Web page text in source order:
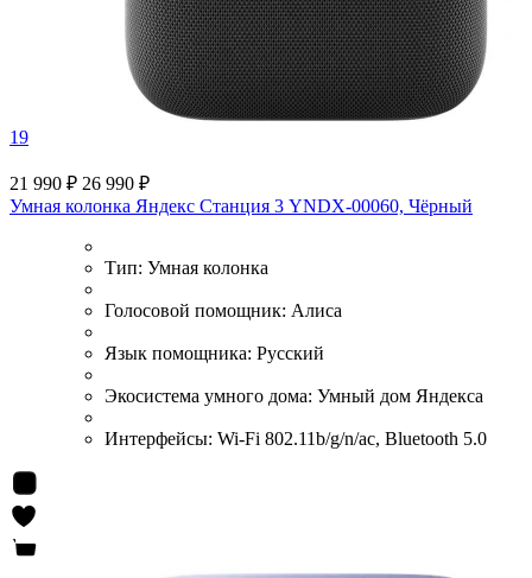
19
21 990 ₽ 26 990 ₽
Умная колонка Яндекс Станция 3 YNDX-00060, Чёрный
Тип: Умная колонка
Голосовой помощник: Алиса
Язык помощника: Русский
Экосистема умного дома: Умный дом Яндекса
Интерфейсы: Wi-Fi 802.11b/g/n/ac, Bluetooth 5.0